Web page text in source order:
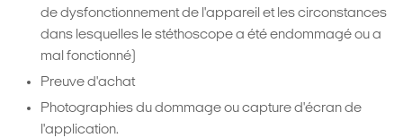
de dysfonctionnement de l'appareil et les circonstances
dans lesquelles le stéthoscope a été endommagé ou a
mal fonctionné)
Preuve d'achat
Photographies du dommage ou capture d'écran de
l'application.